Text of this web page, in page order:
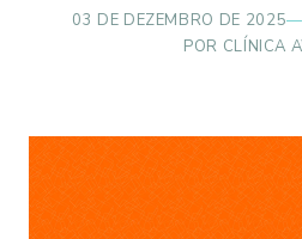
03 DE DEZEMBRO DE 2025—
POR CLÍNICA